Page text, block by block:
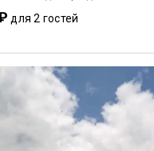
для 2 гостей